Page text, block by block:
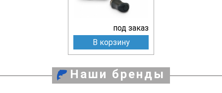
под заказ
В корзину
Наши бренды